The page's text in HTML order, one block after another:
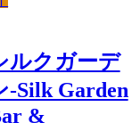
ルクガーデ
-Silk Garden
&